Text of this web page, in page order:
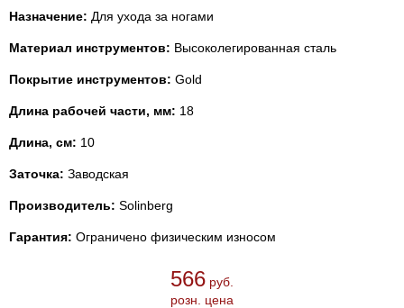
Назначение: Для ухода за ногами
Материал инструментов: Высоколегированная сталь
Покрытие инструментов: Gold
Длина рабочей части, мм: 18
Длина, см: 10
Заточка: Заводская
Производитель: Solinberg
Гарантия: Ограничено физическим износом
566 руб.
розн. цена